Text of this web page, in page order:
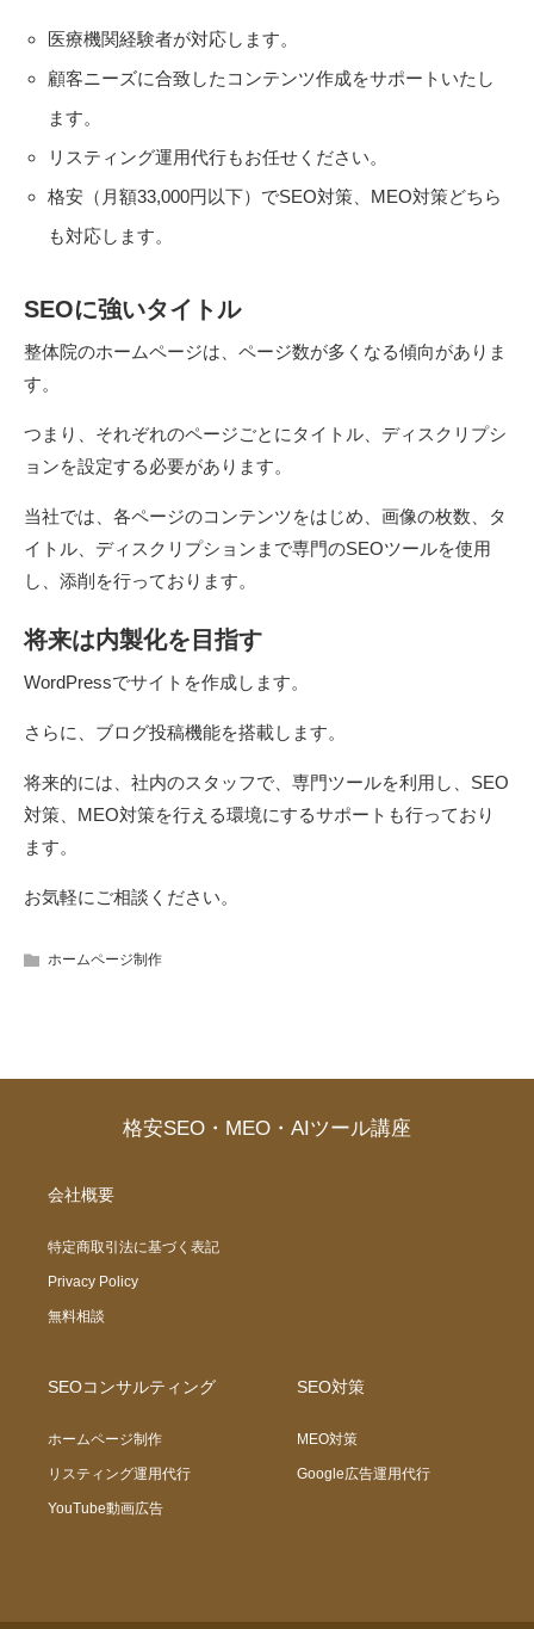
医療機関経験者が対応します。
顧客ニーズに合致したコンテンツ作成をサポートいたし
ます。
リスティング運用代行もお任せください。
格安（月額33,000円以下）でSEO対策、MEO対策どちら
も対応します。
SEOに強いタイトル
整体院のホームページは、ページ数が多くなる傾向がありま
す。
つまり、それぞれのページごとにタイトル、ディスクリプシ
ョンを設定する必要があります。
当社では、各ページのコンテンツをはじめ、画像の枚数、タ
イトル、ディスクリプションまで専門のSEOツールを使用
し、添削を行っております。
将来は内製化を目指す
WordPressでサイトを作成します。
さらに、ブログ投稿機能を搭載します。
将来的には、社内のスタッフで、専門ツールを利用し、SEO
対策、MEO対策を行える環境にするサポートも行っており
ます。
お気軽にご相談ください。
ホームページ制作
格安SEO・MEO・AIツール講座
会社概要
特定商取引法に基づく表記
Privacy Policy
無料相談
SEOコンサルティング
ホームページ制作
リスティング運用代行
YouTube動画広告
SEO対策
MEO対策
Google広告運用代行